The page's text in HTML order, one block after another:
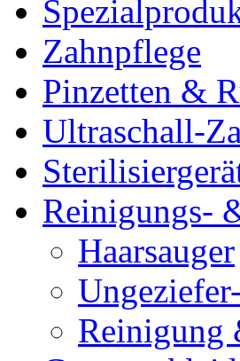
Zahnpflege
Pinzetten &
Ultraschall-
Reinigungs-
Haarsauger
Reinigung